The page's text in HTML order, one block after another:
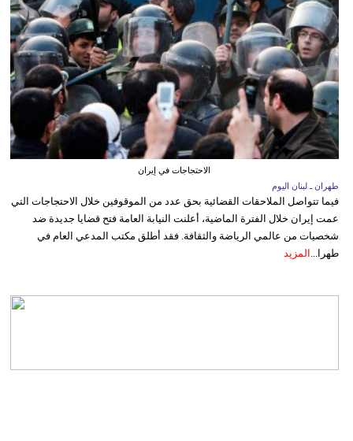
الاحتجاجات في إيران
طهران ـ لبنان اليوم
فيما تتواصل الملاحقات القضائية بحق عدد من الموقوفين خلال الاحتجاجات التي
عمت إيران خلال الفترة الماضية، أعلنت النيابة العامة فتح قضايا جديدة ضد
شخصيات من عالمي الرياضة والثقافة. فقد أطلق مكتب المدعي العام في
طهرا... المزيد